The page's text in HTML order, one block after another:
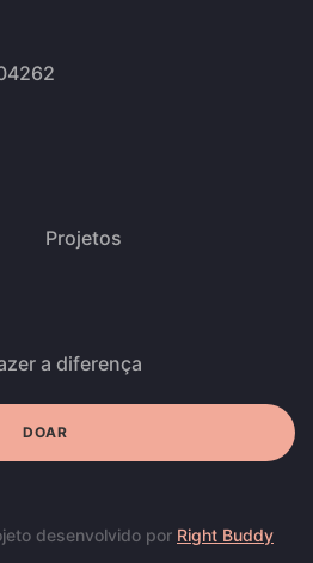
Projetos
a diferença
DOAR
desenvolvido por Right Buddy